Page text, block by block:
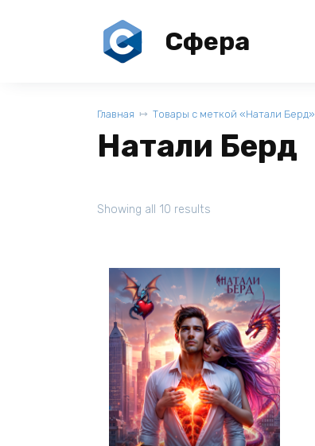
Сфера
Главная Товары с меткой «Натали Берд»
Натали Берд
Showing all 10 results